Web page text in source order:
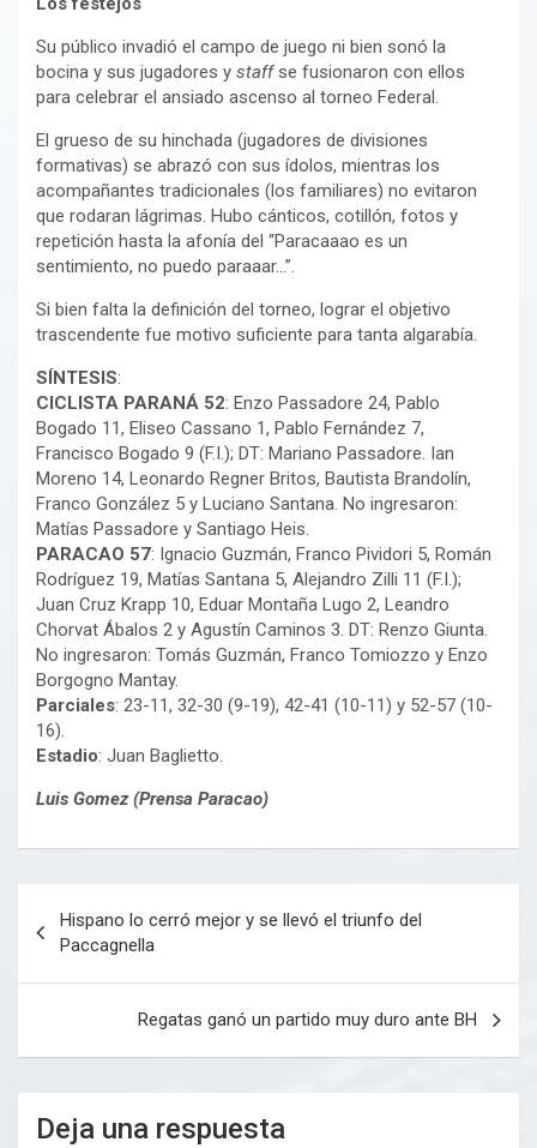
Su público invadió el campo de juego ni bien sonó la
bocina y sus jugadores y staffse fusionaron con ellos
para celebrar el ansiado ascenso al torneo Federal.
El grueso de su hinchada (jugadores de divisiones
formativas) se abrazó con sus ídolos, mientras los
acompañantes tradicionales (los familiares) no evitaron
que rodaran lágrimas. Hubo cánticos, cotillón, fotos y
repetición hasta la afonía del “Paracaaao es un
sentimiento, no puedo paraaar…”.
Si bien falta la definición del torneo, lograr el objetivo
trascendente fue motivo suficiente para tanta algarabía.
SÍNTESIS:
CICLISTA PARANÁ 52: Enzo Passadore 24, Pablo
Bogado 11, Eliseo Cassano 1, Pablo Fernández 7,
Francisco Bogado 9 (F.I.); DT: Mariano Passadore. Ian
Moreno 14, Leonardo Regner Britos, Bautista Brandolín,
Franco González 5 y Luciano Santana. No ingresaron:
Matías Passadore y Santiago Heis.
PARACAO 57: Ignacio Guzmán, Franco Pividori 5, Román
Rodríguez 19, Matías Santana 5, Alejandro Zilli 11 (F.I.);
Juan Cruz Krapp 10, Eduar Montaña Lugo 2, Leandro
Chorvat Ábalos 2 y Agustín Caminos 3. DT: Renzo Giunta.
No ingresaron: Tomás Guzmán, Franco Tomiozzo y Enzo
Borgogno Mantay.
Parciales: 23-11, 32-30 (9-19), 42-41 (10-11) y 52-57 (10-
16).
Estadio: Juan Baglietto.
Luis Gomez (Prensa Paracao)
de
entradas
Hispano lo cerró mejor y se llevó el triunfo del
Paccagnella
Regatas ganó un partido muy duro ante BH
Deja una respuesta